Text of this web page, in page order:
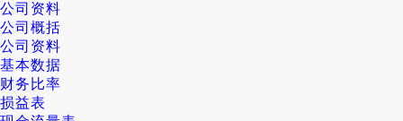
公司资料
公司概括
公司资料
基本数据
财务比率
损益表